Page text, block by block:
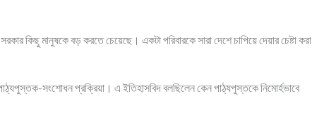
কিছু মানুষকে বড় করতে চেয়েছে। একটা পরিবারকে সারা দেশে চাপিয়ে দেয়ার চেষ্টা করা
সংশোধন প্রক্রিয়া। এ ইতিহাসবিদ বলছিলেন কেন পাঠ্যপুস্তকে নিমোর্হভাবে